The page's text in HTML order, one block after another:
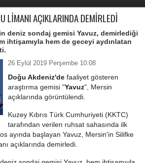
LİMANI AÇIKLARINDA DEMİRLEDİ
deniz sondaj gemisi Yavuz, demirlediği
ihtişamıyla hem de geceyi aydınlatan
26 Eylül 2019 Perşembe 10:08
Doğu Akdeniz'de faaliyet gösteren
araştırma gemisi "Yavuz", Mersin
açıklarında görüntülendi.
Kuzey Kıbrıs Türk Cumhuriyeti (KKTC)
tarafından verilen ruhsat sahasında ilk
ayında başlayan Yavuz, Mersin'in Silifke
açıklarında demirledi.